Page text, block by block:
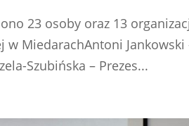
23 osoby oraz 13
w MiedarachAntoni Jankowski
Szubińska – Prezes...